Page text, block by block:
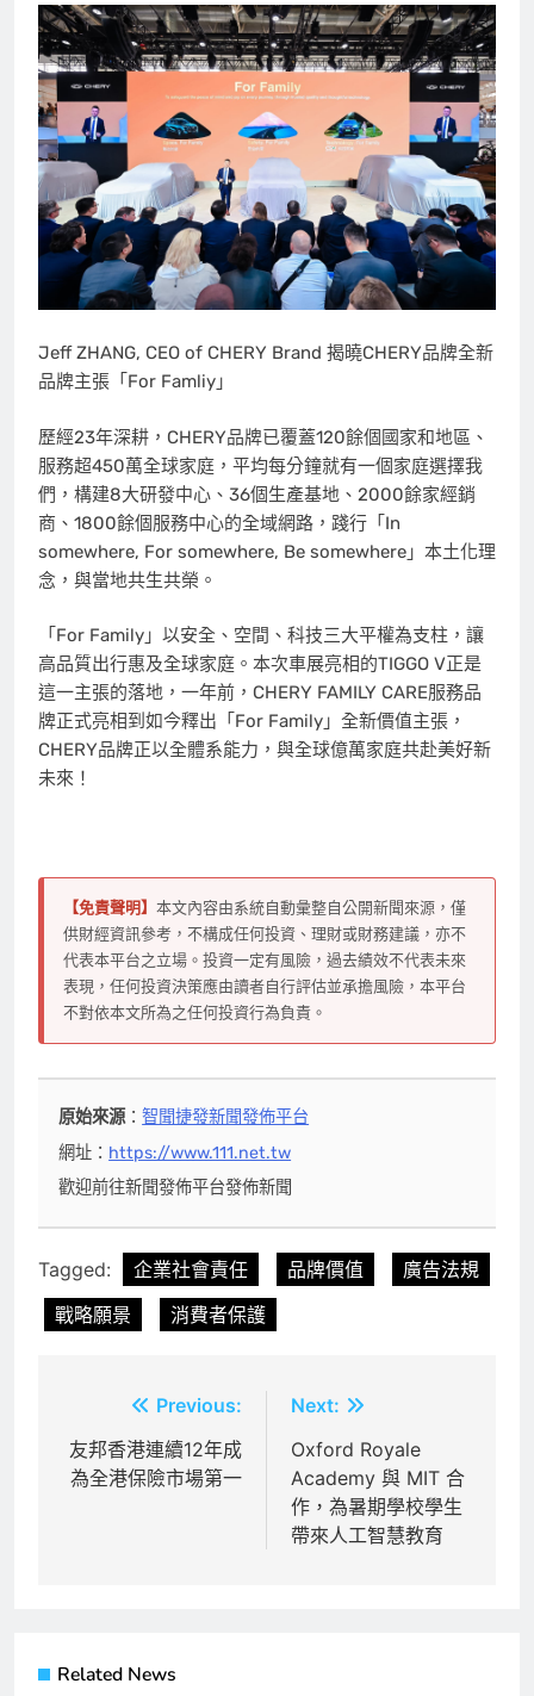
Jeff ZHANG, CEO of CHERY Brand 揭曉CHERY品牌全新
品牌主張「For Famliy」
歷經23年深耕，CHERY品牌已覆蓋120餘個國家和地區、
服務超450萬全球家庭，平均每分鐘就有一個家庭選擇我
們，構建8大研發中心、36個生產基地、2000餘家經銷
商、1800餘個服務中心的全域網路，踐行「In
somewhere, For somewhere, Be somewhere」本土化理
念，與當地共生共榮。
「For Family」以安全、空間、科技三大平權為支柱，讓
高品質出行惠及全球家庭。本次車展亮相的TIGGO V正是
這一主張的落地，一年前，CHERY FAMILY CARE服務品
牌正式亮相到如今釋出「For Family」全新價值主張，
CHERY品牌正以全體系能力，與全球億萬家庭共赴美好新
未來！
【免責聲明】 本文內容由系統自動彙整自公開新聞來源，僅
供財經資訊參考，不構成任何投資、理財或財務建議，亦不
代表本平台之立場。投資一定有風險，過去績效不代表未來
表現，任何投資決策應由讀者自行評估並承擔風險，本平台
不對依本文所為之任何投資行為負責。
原始來源：智聞捷發新聞發佈平台
網址： https://www.111.net.tw
歡迎前往新聞發佈平台發佈新聞
Tagged: 企業社會責任 品牌價值
廣告法規
戰略願景
消費者保護
章
導
Previous:
友邦香港連續12年成
為全港保險市場第一
Next:
Oxford Royale
Academy 與 MIT 合
作，為暑期學校學生
帶來人工智慧教育
Related News